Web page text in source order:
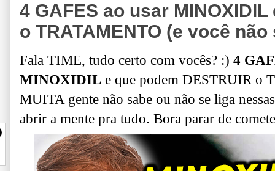
4 GAFES ao usar
o TRATAMENTO (e você não
Fala TIME, tudo certo com vocês? :) 4
MINOXIDIL e que podem DESTRUIR o
MUITA gente não sabe ou não se liga
abrir a mente pra tudo. Bora parar de